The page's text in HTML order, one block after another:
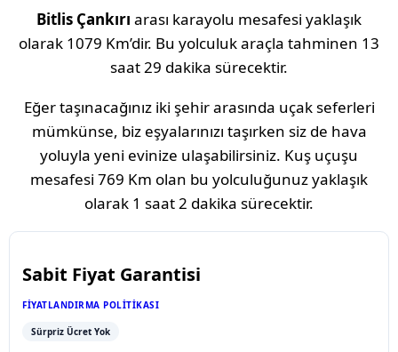
Bitlis Çankırı arası karayolu mesafesi yaklaşık
olarak 1079 Km’dir. Bu yolculuk araçla tahminen 13
saat 29 dakika sürecektir.
Eğer taşınacağınız iki şehir arasında uçak seferleri
mümkünse, biz eşyalarınızı taşırken siz de hava
yoluyla yeni evinize ulaşabilirsiniz. Kuş uçuşu
mesafesi 769 Km olan bu yolculuğunuz yaklaşık
olarak 1 saat 2 dakika sürecektir.
Sabit Fiyat Garantisi
FIYATLANDIRMA POLITIKASI
Sürpriz Ücret Yok